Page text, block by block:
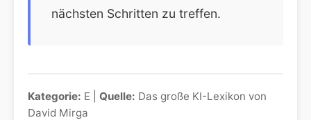
nächsten Schritten zu treffen.
Kategorie: E | Quelle: Das große KI-Lexikon von
David Mirga